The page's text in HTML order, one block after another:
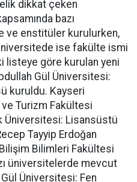
dikkat çeken
bazı
ve enstitüler kurulurken,
ise fakülte ismi
listeye göre kurulan yeni
Gül Üniversitesi:
kuruldu. Kayseri
ve Turizm Fakültesi
Üniversitesi: Lisansüstü
Tayyip Erdoğan
Bilimleri Fakültesi
üniversitelerde mevcut
Üniversitesi: Fen